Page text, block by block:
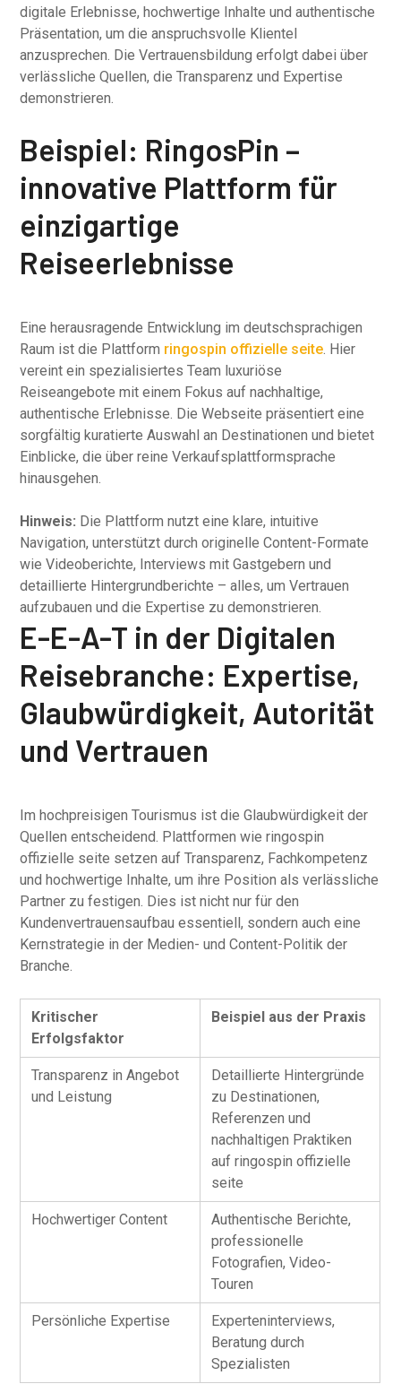
digitale Erlebnisse, hochwertige Inhalte und authentische
Präsentation, um die anspruchsvolle Klientel
anzusprechen. Die Vertrauensbildung erfolgt dabei über
verlässliche Quellen, die Transparenz und Expertise
demonstrieren.
Beispiel: RingosPin –
innovative Plattform für
einzigartige
Reiseerlebnisse
Eine herausragende Entwicklung im deutschsprachigen
Raum ist die Plattform ringospin offizielle seite. Hier
vereint ein spezialisiertes Team luxuriöse
Reiseangebote mit einem Fokus auf nachhaltige,
authentische Erlebnisse. Die Webseite präsentiert eine
sorgfältig kuratierte Auswahl an Destinationen und bietet
Einblicke, die über reine Verkaufsplattformsprache
hinausgehen.
Hinweis: Die Plattform nutzt eine klare, intuitive
Navigation, unterstützt durch originelle Content-Formate
wie Videoberichte, Interviews mit Gastgebern und
detaillierte Hintergrundberichte – alles, um Vertrauen
aufzubauen und die Expertise zu demonstrieren.
E-E-A-T in der Digitalen
Reisebranche: Expertise,
Glaubwürdigkeit, Autorität
und Vertrauen
Im hochpreisigen Tourismus ist die Glaubwürdigkeit der
Quellen entscheidend. Plattformen wie ringospin
offizielle seite setzen auf Transparenz, Fachkompetenz
und hochwertige Inhalte, um ihre Position als verlässliche
Partner zu festigen. Dies ist nicht nur für den
Kundenvertrauensaufbau essentiell, sondern auch eine
Kernstrategie in der Medien- und Content-Politik der
Branche.
Kritischer
Erfolgsfaktor
Beispiel aus der Praxis
Transparenz in Angebot
und Leistung
Detaillierte Hintergründe
zu Destinationen,
Referenzen und
nachhaltigen Praktiken
auf ringospin offizielle
seite
Hochwertiger Content
Authentische Berichte,
professionelle
Fotografien, Video-
Touren
Persönliche Expertise
Experteninterviews,
Beratung durch
Spezialisten